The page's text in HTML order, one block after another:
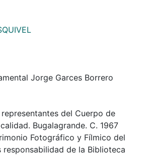
Jorge Garces Borrero
del Cuerpo de
Bugalagrande. C. 1967
Fotográfico y Fílmico del
responsabilidad de la Biblioteca